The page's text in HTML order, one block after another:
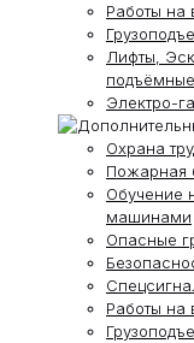
Работы на
Лифты,
Электро-
Охрана
Пожарная
Обучение
машинами
Опасные
Работы на